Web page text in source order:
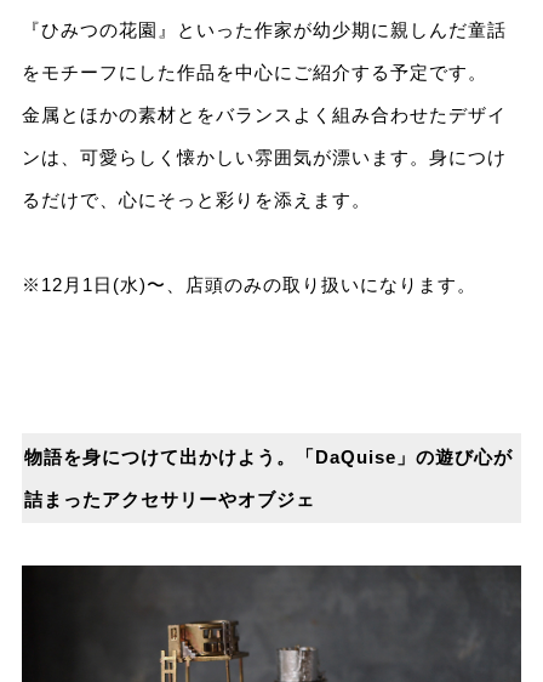
『ひみつの花園』といった作家が幼少期に親しんだ童話
をモチーフにした作品を中⼼にご紹介する予定です。
⾦属とほかの素材とをバランスよく組み合わせたデザイ
ンは、可愛らしく懐かしい雰囲気が漂います。⾝につけ
るだけで、⼼にそっと彩りを添えます。
※12⽉1⽇(⽔)〜、店頭のみの取り扱いになります。
物語を⾝につけて出かけよう。「DaQuise」の遊び⼼が
詰まったアクセサリーやオブジェ